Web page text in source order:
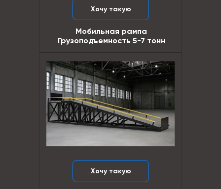
Хочу такую
Хочу такую
Мобильная рампа
Грузоподъемность 5-7 тонн